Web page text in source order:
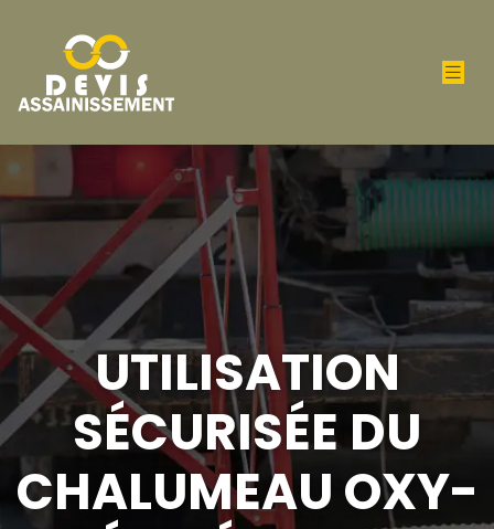
UTILISATION
SÉCURISÉE DU
CHALUMEAU OXY-